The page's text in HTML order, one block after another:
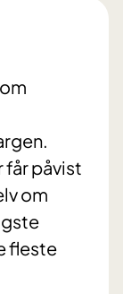
påvist
om
fleste